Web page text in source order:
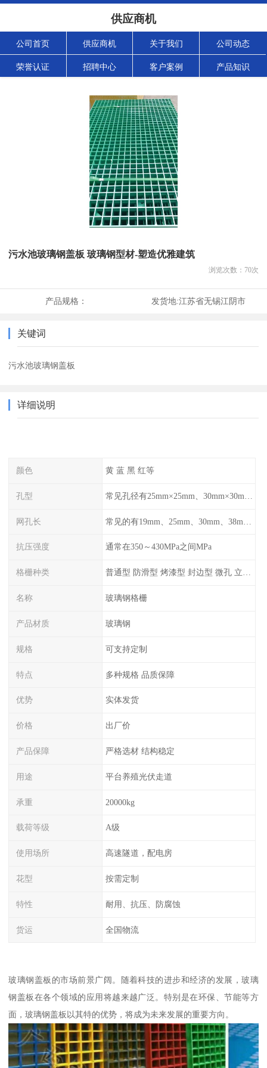
供应商机
公司首页 供应商机 关于我们 公司动态
荣誉认证 招聘中心 客户案例 产品知识
污水池玻璃钢盖板 玻璃钢型材-塑造优雅建筑
浏览次数： 70次
产品规格： 发货地:江苏省无锡江阴市
关键词
污水池玻璃钢盖板
详细说明
颜色 黄 蓝 黑 红等
孔型
网孔长
抗压强度 通常在350～430MPa之间MPa
格栅种类 普通型 防滑型 ‌烤漆型 封边型 ‌微孔 立体 加砂覆面型 平面型
名称 玻璃钢格栅
产品材质 玻璃钢
规格 可支持定制
特点 多种规格 品质保障
优势 实体发货
价格 出厂价
产品保障 严格选材 结构稳定
用途 平台养殖光伏走道
承重 20000kg
载荷等级 A级
使用场所 高速隧道，配电房
花型 按需定制
特性 耐用、抗压、防腐蚀
货运 全国物流
玻璃钢盖板的市场前景广阔。随着科技的进步和经济的发展，玻璃
钢盖板在各个领域的应用将越来越广泛。特别是在环保、节能等方
面，玻璃钢盖板以其特的优势，将成为未来发展的重要方向。